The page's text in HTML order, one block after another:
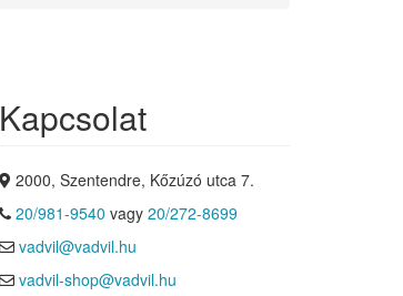
Kapcsolat
2000, Szentendre, Kőzúzó utca 7.
20/981-9540 vagy 20/272-8699
vadvil@vadvil.hu
vadvil-shop@vadvil.hu